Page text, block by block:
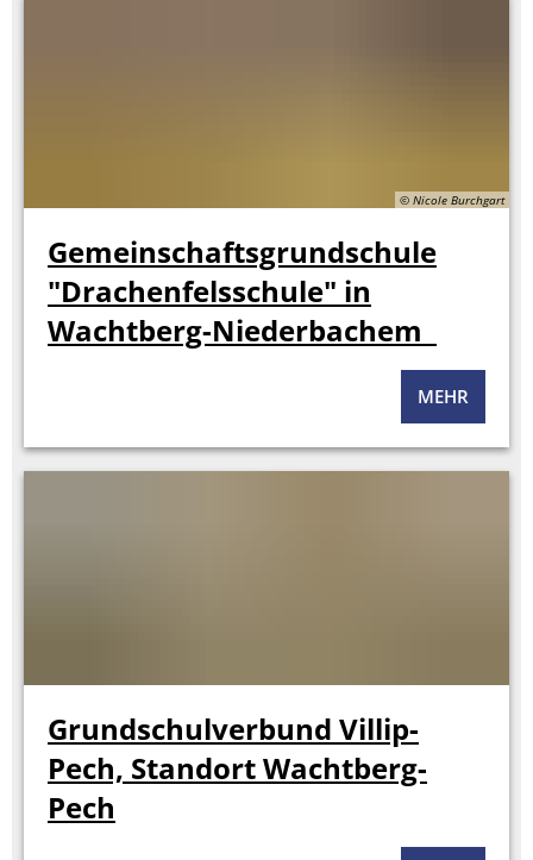
© Nicole Burchgart
Gemeinschaftsgrundschule
"Drachenfelsschule" in
Wachtberg-Niederbachem
MEHR
Grundschulverbund Villip-
Pech, Standort Wachtberg-
Pech